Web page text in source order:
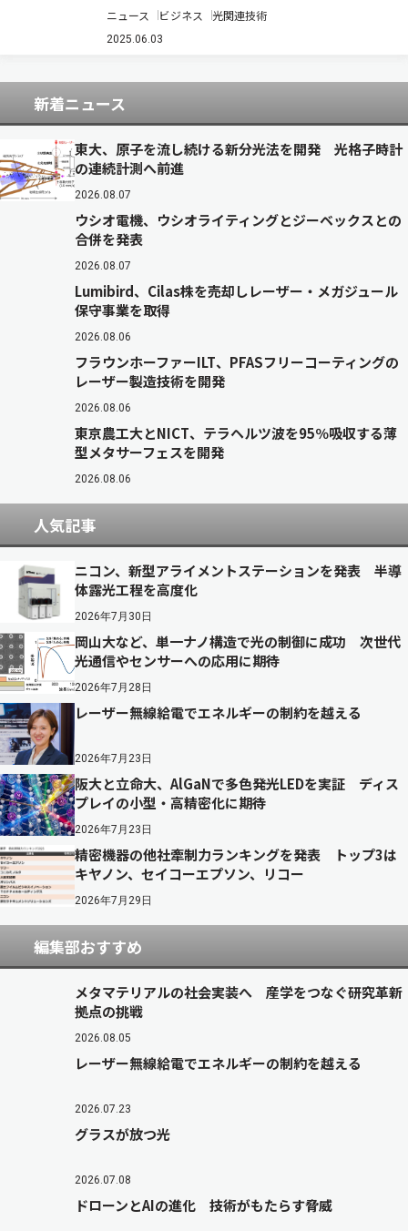
PON（Passive Optical Network）製品の日本国
内における戦略的販売提携を開始した（ニュース
ニュース ビジネス 光関連技術
2025.06.03
新着ニュース
東大、原子を流し続ける新分光法を開発 光格子時計
の連続計測へ前進
2026.08.07
ウシオ電機、ウシオライティングとジーベックスとの
合併を発表
2026.08.07
Lumibird、Cilas株を売却しレーザー・メガジュール
保守事業を取得
2026.08.06
フラウンホーファーILT、PFASフリーコーティングの
レーザー製造技術を開発
2026.08.06
東京農工大とNICT、テラヘルツ波を95％吸収する薄
型メタサーフェスを開発
2026.08.06
人気記事
ニコン、新型アライメントステーションを発表 半導
体露光工程を高度化
2026年7月30日
岡山大など、単一ナノ構造で光の制御に成功 次世代
光通信やセンサーへの応用に期待
2026年7月28日
レーザー無線給電でエネルギーの制約を越える
2026年7月23日
阪大と立命大、AlGaNで多色発光LEDを実証 ディス
プレイの小型・高精密化に期待
2026年7月23日
精密機器の他社牽制力ランキングを発表 トップ3は
キヤノン、セイコーエプソン、リコー
2026年7月29日
編集部おすすめ
メタマテリアルの社会実装へ 産学をつなぐ研究革新
拠点の挑戦
2026.08.05
レーザー無線給電でエネルギーの制約を越える
2026.07.23
グラスが放つ光
2026.07.08
ドローンとAIの進化 技術がもたらす脅威